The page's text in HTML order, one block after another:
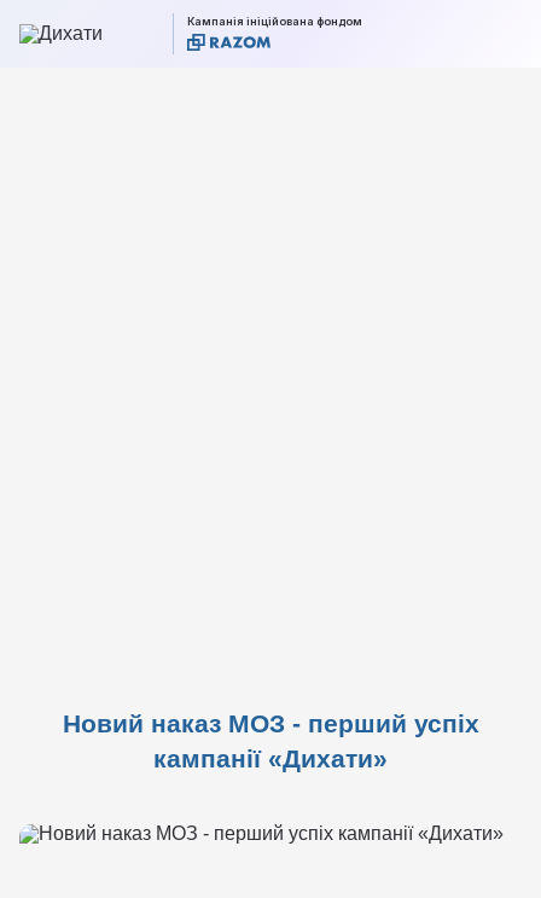
Кампанія ініційована фондом
Новий наказ МОЗ - перший успіх
кампанії «Дихати»